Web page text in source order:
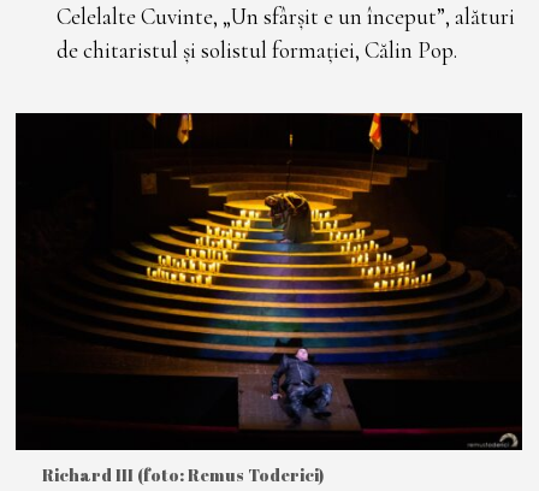
Celelalte Cuvinte, „Un sfârșit e un început”, alături
de chitaristul și solistul formației, Călin Pop.
Richard III (foto: Remus Toderici)